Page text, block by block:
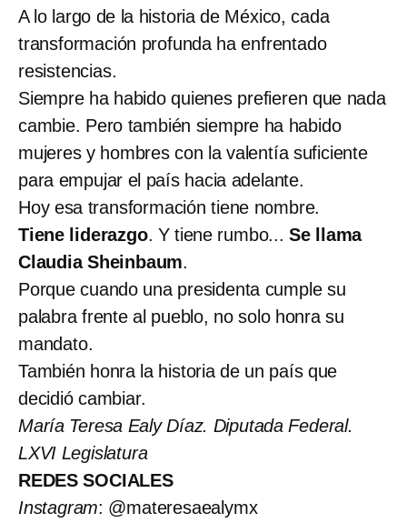
A lo largo de la historia de México, cada
transformación profunda ha enfrentado
resistencias.
Siempre ha habido quienes prefieren que nada
cambie. Pero también siempre ha habido
mujeres y hombres con la valentía suficiente
para empujar el país hacia adelante.
Hoy esa transformación tiene nombre.
Tiene liderazgo. Y tiene rumbo... Se llama
Claudia Sheinbaum.
Porque cuando una presidenta cumple su
palabra frente al pueblo, no solo honra su
mandato.
También honra la historia de un país que
decidió cambiar.
María Teresa Ealy Díaz. Diputada Federal.
LXVI Legislatura
REDES SOCIALES
Instagram: @materesaealymx